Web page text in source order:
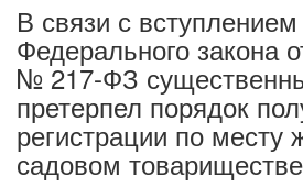
В связи с
Федерального закона
№ 217-ФЗ
претерпел порядок
регистрации по месту
садовом